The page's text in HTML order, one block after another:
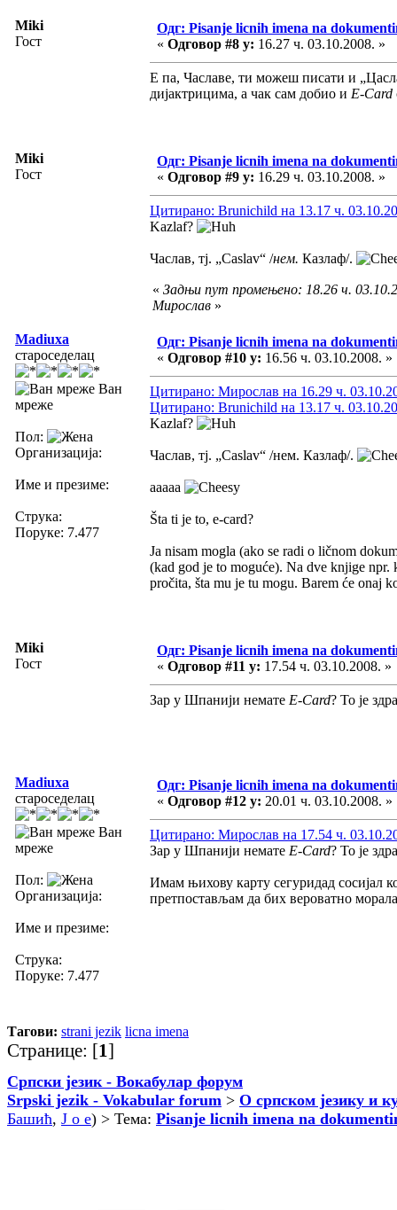
Miki
Гост
Одг: Pisanje licnih imena na
« Одговор #8 у: 16.27 ч. 03.10.2008. »
Е па, Чаславе, ти можеш писати и
дијактрицима, а чак сам добио и E-Card
Miki
Гост
Одг: Pisanje licnih imena na
« Одговор #9 у: 16.29 ч. 03.10.2008. »
Цитирано: Brunichild на 13.17 ч.
Kazlaf?
Часлав, тј. „Caslav“ /нем. Казлаф/.
« Задњи пут промењено: 18.26 ч.
Мирослав »
Madiuxa
староседелац
Ван
мреже
Пол:
Организација:
Име и презиме:
Струка:
Поруке: 7.477
Одг: Pisanje licnih imena na
« Одговор #10 у: 16.56 ч. 03.10.2008. »
Цитирано: Мирослав на 16.29 ч.
Цитирано: Brunichild на 13.17 ч.
Kazlaf?
Часлав, тј. „Caslav“ /нем. Казлаф/.
ааааа
Šta ti je to, e-card?
Ja nisam mogla (ako se radi o ličnom
(kad god je to moguće). Na dve knjige npr.
pročita, šta mu je tu mogu. Barem će onaj
Miki
Гост
Одг: Pisanje licnih imena na
« Одговор #11 у: 17.54 ч. 03.10.2008. »
Зар у Шпанији немате E-Card? То је
Madiuxa
староседелац
Ван
мреже
Пол:
Организација:
Име и презиме:
Струка:
Поруке: 7.477
Одг: Pisanje licnih imena na
« Одговор #12 у: 20.01 ч. 03.10.2008. »
Цитирано: Мирослав на 17.54 ч.
Зар у Шпанији немате E-Card? То је
Имам њихову карту сегуридад сосијал
претпостављам да бих вероватно
Тагови: strani jezik licna imena
Странице: [1]
Српски језик - Вокабулар форум
Srpski jezik - Vokabular forum > О српском језику и
Башић, J o e) > Тема: Pisanje licnih imena na